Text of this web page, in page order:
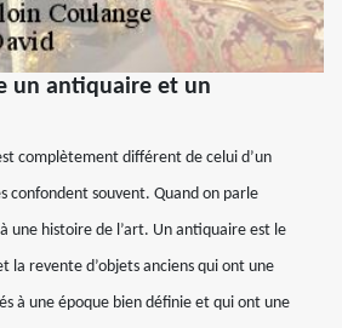
un antiquaire et un
complètement différent de celui d’un
confondent souvent. Quand on parle
une histoire de l’art. Un antiquaire est le
la revente d’objets anciens qui ont une
à une époque bien définie et qui ont une